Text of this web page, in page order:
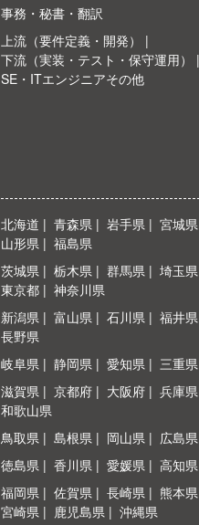
事務・秘書・翻訳
上流（要件定義・開発）
下流（実装・テスト・保守運用）
SE・ITエンジニアその他
北海道 青森県 岩手県 宮城県
山形県
福島県
茨城県 栃木県 群馬県 埼玉県
東京都
神奈川県
新潟県 富山県 石川県 福井県
長野県
岐阜県 静岡県 愛知県
三重県
滋賀県 京都府 大阪府 兵庫県
和歌山県
鳥取県 島根県 岡山県 広島県
徳島県 香川県 愛媛県
高知県
福岡県 佐賀県 長崎県 熊本県
宮崎県
鹿児島県 沖縄県